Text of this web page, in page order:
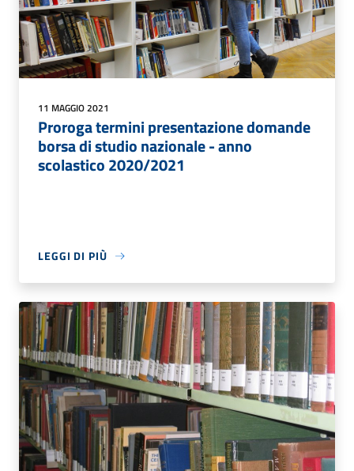
11 MAGGIO 2021
Proroga termini presentazione domande
borsa di studio nazionale - anno
scolastico 2020/2021
LEGGI DI PIÙ